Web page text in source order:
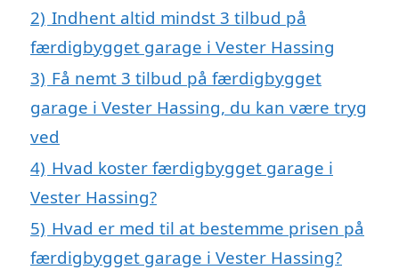
2) Indhent altid mindst 3 tilbud på
færdigbygget garage i Vester Hassing
3) Få nemt 3 tilbud på færdigbygget
garage i Vester Hassing, du kan være tryg
ved
4) Hvad koster færdigbygget garage i
Vester Hassing?
5) Hvad er med til at bestemme prisen på
færdigbygget garage i Vester Hassing?